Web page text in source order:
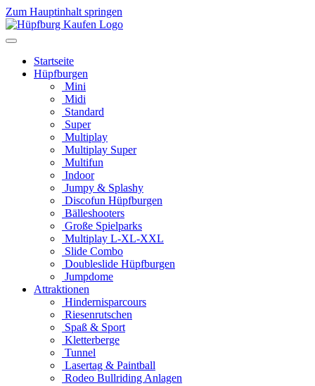
Zum Hauptinhalt springen
Startseite
Hüpfburgen
Mini
Midi
Standard
Super
Multiplay
Multiplay Super
Multifun
Indoor
Jumpy & Splashy
Discofun Hüpfburgen
Bälleshooters
Große Spielparks
Multiplay L-XL-XXL
Slide Combo
Doubleslide Hüpfburgen
Jumpdome
Attraktionen
Hindernisparcours
Riesenrutschen
Spaß & Sport
Kletterberge
Tunnel
Lasertag & Paintball
Rodeo Bullriding Anlagen